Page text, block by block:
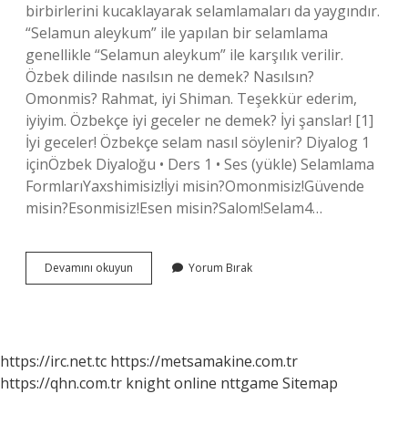
birbirlerini kucaklayarak selamlamaları da yaygındır.
“Selamun aleykum” ile yapılan bir selamlama
genellikle “Selamun aleykum” ile karşılık verilir.
Özbek dilinde nasılsın ne demek? Nasılsın?
Omonmis? Rahmat, iyi Shiman. Teşekkür ederim,
iyiyim. Özbekçe iyi geceler ne demek? İyi şanslar! [1]
İyi geceler! Özbekçe selam nasıl söylenir? Diyalog 1
içinÖzbek Diyaloğu • Ders 1 • Ses (yükle) Selamlama
FormlarıYaxshimisiz!İyi misin?Omonmisiz!Güvende
misin?Esonmisiz!Esen misin?Salom!Selam4…
Devamını okuyun Özbekçe
Günaydın
Yorum Bırak
https://irc.net.tc https://metsamakine.com.tr
https://qhn.com.tr knight online nttgame Sitemap